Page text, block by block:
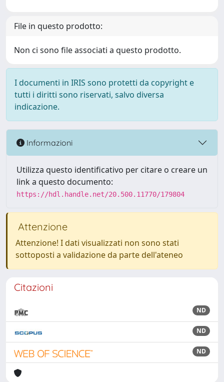
File in questo prodotto:
Non ci sono file associati a questo prodotto.
I documenti in IRIS sono protetti da copyright e
tutti i diritti sono riservati, salvo diversa
indicazione.
Informazioni
Utilizza questo identificativo per citare o creare un
link a questo documento:
https://hdl.handle.net/20.500.11770/179804
Attenzione
Attenzione! I dati visualizzati non sono stati
sottoposti a validazione da parte dell'ateneo
Citazioni
ND
ND
ND